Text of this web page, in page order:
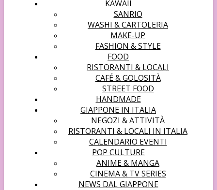
KAWAII
SANRIO
WASHI & CARTOLERIA
MAKE-UP
FASHION & STYLE
FOOD
RISTORANTI & LOCALI
CAFÉ & GOLOSITÀ
STREET FOOD
HANDMADE
GIAPPONE IN ITALIA
NEGOZI & ATTIVITÀ
RISTORANTI & LOCALI IN ITALIA
CALENDARIO EVENTI
POP CULTURE
ANIME & MANGA
CINEMA & TV SERIES
NEWS DAL GIAPPONE